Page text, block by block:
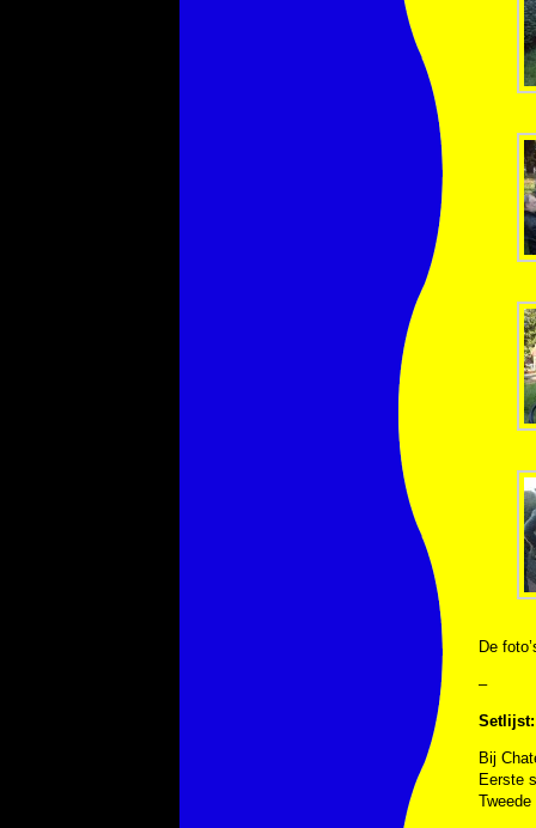
De
–
Setlijst:
Bij
Eerste